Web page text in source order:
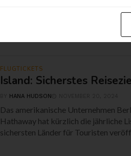
Reisen zwischen London und New
Stunde könnte bald Realität werden.
FLUGTICKETS
Island: Sicherstes
HANA HUDSON
Das amerikanische Unternehmen
Hathaway hat kürzlich die jährliche
sichersten Länder für Touristen